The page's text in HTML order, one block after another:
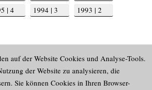
| 4 1994 | 3
1993 | 2
auf der Website Cookies und Analyse-Tools.
der Website zu analysieren, die
Sie können Cookies in Ihren Browser-